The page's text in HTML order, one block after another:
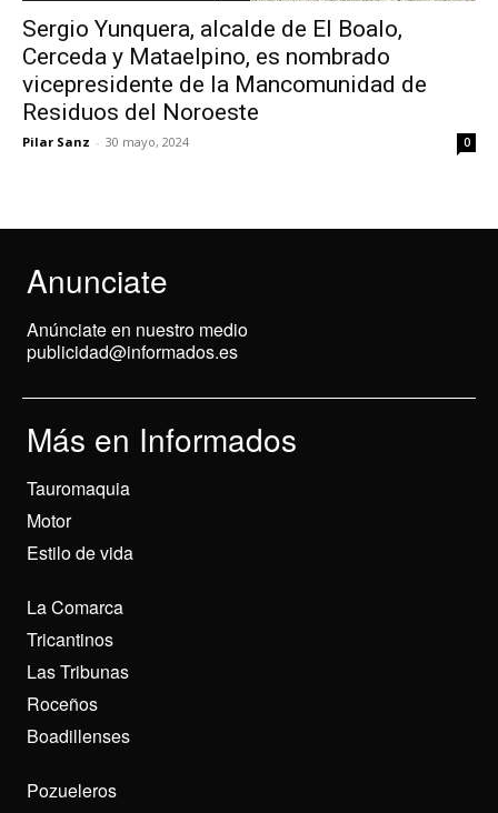
Sergio Yunquera, alcalde de El Boalo,
Cerceda y Mataelpino, es nombrado
vicepresidente de la Mancomunidad de
Residuos del Noroeste
Pilar Sanz - 30 mayo, 2024 0
Anunciate
Anúnciate en nuestro medio
publicidad@informados.es
Más en Informados
Tauromaquia
Motor
Estilo de vida
La Comarca
Tricantinos
Las Tribunas
Roceños
Boadillenses
Pozueleros